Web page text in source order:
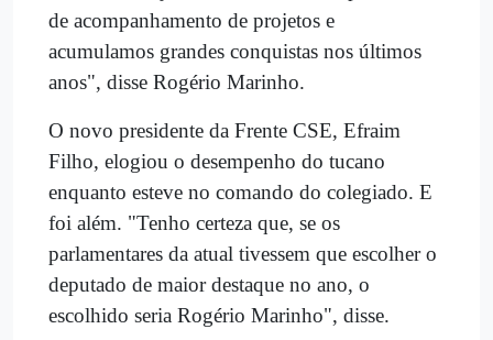
de acompanhamento de projetos e
acumulamos grandes conquistas nos últimos
anos", disse Rogério Marinho.
O novo presidente da Frente CSE, Efraim
Filho, elogiou o desempenho do tucano
enquanto esteve no comando do colegiado. E
foi além. "Tenho certeza que, se os
parlamentares da atual tivessem que escolher o
deputado de maior destaque no ano, o
escolhido seria Rogério Marinho", disse.